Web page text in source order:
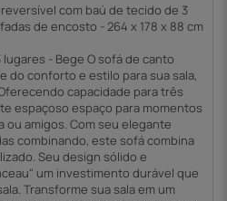
com baú de tecido de 3
de encosto - 264 x 178 x 88 cm
- Bege O sofá de canto
do conforto e estilo para sua sala,
capacidade para três
espaçoso espaço para momentos
ou amigos. Com seu elegante
combinando, este sofá combina
Seu design sólido e
um investimento durável que
Transforme sua sala em um